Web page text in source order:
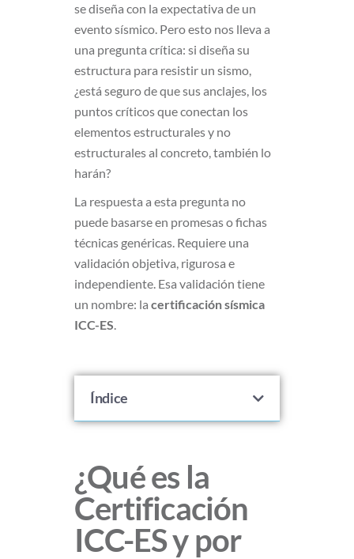
se diseña con la expectativa de un
evento sísmico. Pero esto nos lleva a
una pregunta crítica: si diseña su
estructura para resistir un sismo,
¿está seguro de que sus anclajes, los
puntos críticos que conectan los
elementos estructurales y no
estructurales al concreto, también lo
harán?
La respuesta a esta pregunta no
puede basarse en promesas o fichas
técnicas genéricas. Requiere una
validación objetiva, rigurosa e
independiente. Esa validación tiene
un nombre: la certificación sísmica
ICC-ES.
Índice
¿Qué es la
Certificación
ICC-ES y por